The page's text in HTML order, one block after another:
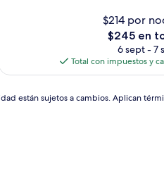
$214 por
El
precio
actual
es
$245
$245 en
6 sept - 7
Total con impuestos y
están sujetos a cambios. Aplican